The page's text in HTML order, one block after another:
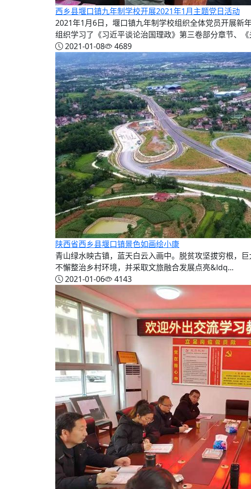
西乡县堰口镇九年制学校开展2021年1月主题党日活动
2021年1月6日，堰口镇九年制学校组织全体党员开展新
组织学习了《习近平谈论治国理政》第三卷部分章节、《
2021-01-08
4689
陕西省西乡县堰口镇景色如画绘小康
青山绿水映古镇，蓝天白云入画中。脱贫攻坚拔穷根，
不懈整治乡村环境，并采取文旅融合发展点亮&ldq...
2021-01-06
4143